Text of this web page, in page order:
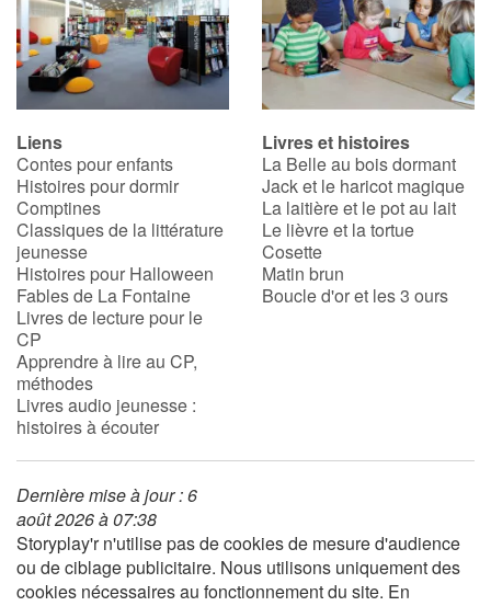
Liens
Contes pour enfants
Histoires pour dormir
Comptines
Classiques de la littérature
jeunesse
Histoires pour Halloween
Fables de La Fontaine
Livres de lecture pour le
CP
Apprendre à lire au CP,
méthodes
Livres audio jeunesse :
histoires à écouter
Livres et histoires
La Belle au bois dormant
Jack et le haricot magique
La laitière et le pot au lait
Le lièvre et la tortue
Cosette
Matin brun
Boucle d'or et les 3 ours
Dernière mise à jour : 6
août 2026 à 07:38
Storyplay'r n'utilise pas de cookies de mesure d'audience
ou de ciblage publicitaire. Nous utilisons uniquement des
cookies nécessaires au fonctionnement du site. En